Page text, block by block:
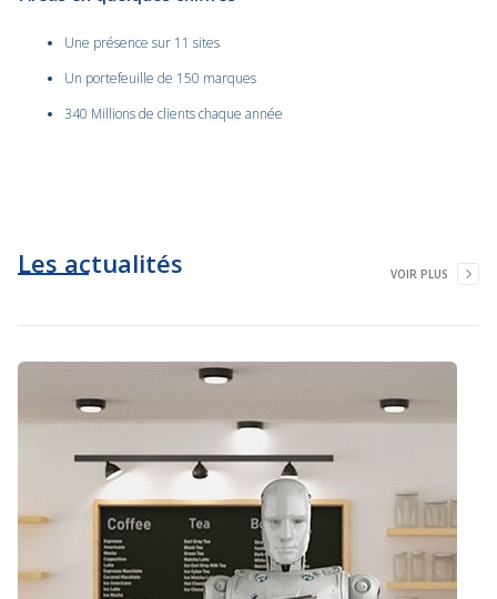
Une présence sur 11 sites
Un portefeuille de 150 marques
340 Millions de clients chaque année
Les actualités VOIR PLUS